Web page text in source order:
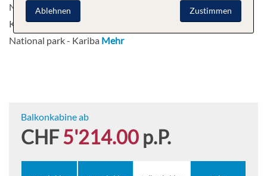
National Park - Impalila Island - Kasane -
Kariba - Gache - Kariba - Matusadona
National park - Kariba Mehr
Balkonkabine ab
CHF5'214.00 p.P.
Zustimmen
Ablehnen